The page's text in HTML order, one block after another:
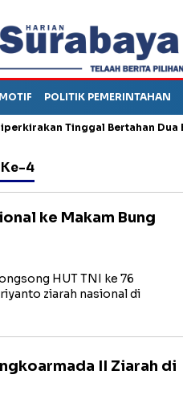
POLITIK PEMERINTAHAN
Tinggal Bertahan Dua Bulan
Ke-4
ke Makam Bung
HUT TNI ke 76
ziarah nasional di
II Ziarah di